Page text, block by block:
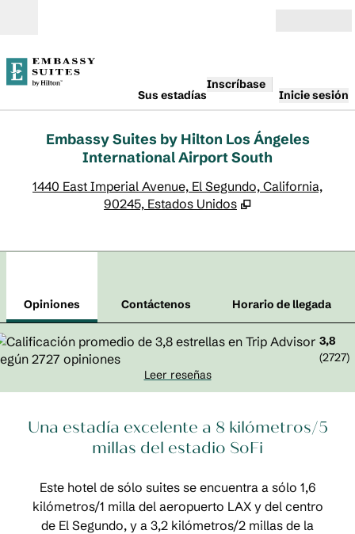
Sus estadías
Inscríbase
Inicie sesión
Embassy Suites by Hilton Los Ángeles
International Airport South
1440 East Imperial Avenue, El Segundo, California,
90245, Estados Unidos
Opiniones Contáctenos
Horario de llegada
3,8
(2727)
Leer reseñas
Una estadía excelente a 8 kilómetros/5
millas del estadio SoFi
Este hotel de sólo suites se encuentra a sólo 1,6
kilómetros/1 milla del aeropuerto LAX y del centro
de El Segundo, y a 3,2 kilómetros/2 millas de la